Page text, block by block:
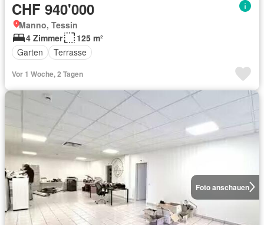
CHF 940'000
Manno, Tessin
4 Zimmer
125 m²
Garten
Terrasse
Vor 1 Woche, 2 Tagen
Foto anschauen